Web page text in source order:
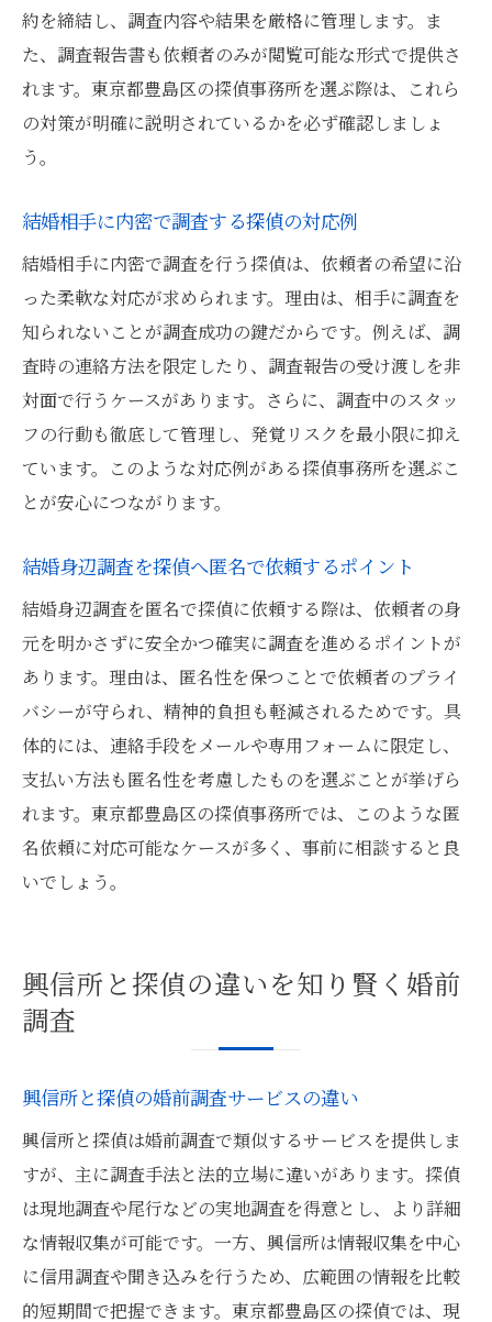
約を締結し、調査内容や結果を厳格に管理します。ま
た、調査報告書も依頼者のみが閲覧可能な形式で提供さ
れます。東京都豊島区の探偵事務所を選ぶ際は、これら
の対策が明確に説明されているかを必ず確認しましょ
う。
結婚相手に内密で調査する探偵の対応例
結婚相手に内密で調査を行う探偵は、依頼者の希望に沿
った柔軟な対応が求められます。理由は、相手に調査を
知られないことが調査成功の鍵だからです。例えば、調
査時の連絡方法を限定したり、調査報告の受け渡しを非
対面で行うケースがあります。さらに、調査中のスタッ
フの行動も徹底して管理し、発覚リスクを最小限に抑え
ています。このような対応例がある探偵事務所を選ぶこ
とが安心につながります。
結婚身辺調査を探偵へ匿名で依頼するポイント
結婚身辺調査を匿名で探偵に依頼する際は、依頼者の身
元を明かさずに安全かつ確実に調査を進めるポイントが
あります。理由は、匿名性を保つことで依頼者のプライ
バシーが守られ、精神的負担も軽減されるためです。具
体的には、連絡手段をメールや専用フォームに限定し、
支払い方法も匿名性を考慮したものを選ぶことが挙げら
れます。東京都豊島区の探偵事務所では、このような匿
名依頼に対応可能なケースが多く、事前に相談すると良
いでしょう。
興信所と探偵の違いを知り賢く婚前
調査
興信所と探偵の婚前調査サービスの違い
興信所と探偵は婚前調査で類似するサービスを提供しま
すが、主に調査手法と法的立場に違いがあります。探偵
は現地調査や尾行などの実地調査を得意とし、より詳細
な情報収集が可能です。一方、興信所は情報収集を中心
に信用調査や聞き込みを行うため、広範囲の情報を比較
的短期間で把握できます。東京都豊島区の探偵では、現